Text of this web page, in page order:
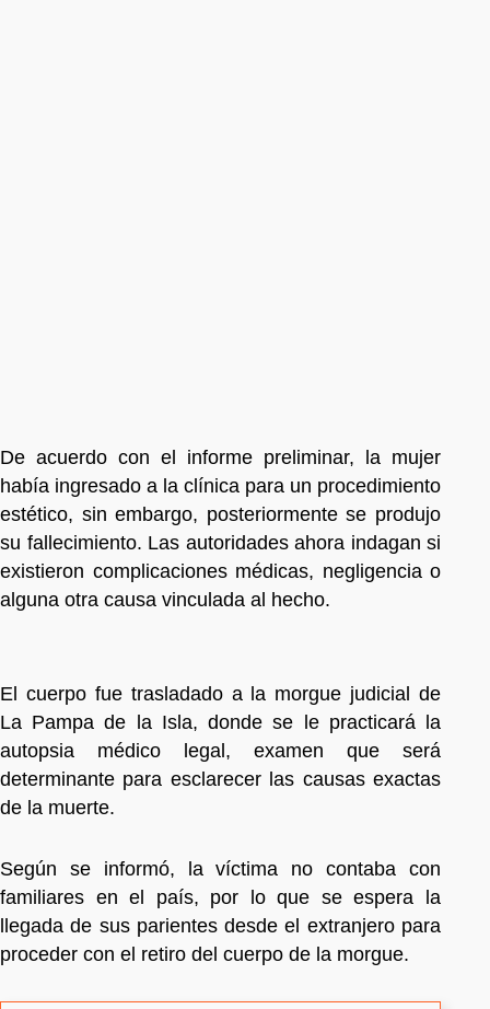
De acuerdo con el informe preliminar, la mujer
había ingresado a la clínica para un procedimiento
estético, sin embargo, posteriormente se produjo
su fallecimiento. Las autoridades ahora indagan si
existieron complicaciones médicas, negligencia o
alguna otra causa vinculada al hecho.
El cuerpo fue trasladado a la morgue judicial de
La Pampa de la Isla, donde se le practicará la
autopsia médico legal, examen que será
determinante para esclarecer las causas exactas
de la muerte.
Según se informó, la víctima no contaba con
familiares en el país, por lo que se espera la
llegada de sus parientes desde el extranjero para
proceder con el retiro del cuerpo de la morgue.